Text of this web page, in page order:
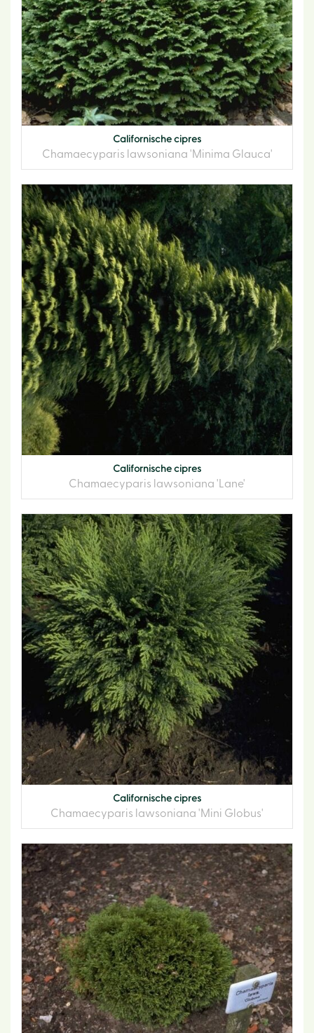
Californische cipres
Chamaecyparis lawsoniana 'Minima Glauca'
Californische cipres
Chamaecyparis lawsoniana 'Lane'
Californische cipres
Chamaecyparis lawsoniana 'Mini Globus'